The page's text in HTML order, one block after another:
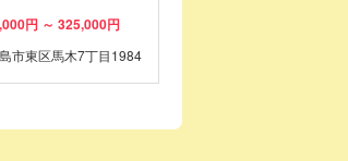
円 ～ 325,000円
市東区馬木7丁目1984